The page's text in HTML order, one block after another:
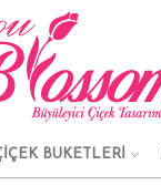
BUKETLERİ